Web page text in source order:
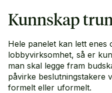
Kunnskap
Hele panelet kan lett enes
lobbyvirksomhet, så er
man skal legge fram
påvirke beslutningstakere
formelt eller uformelt.